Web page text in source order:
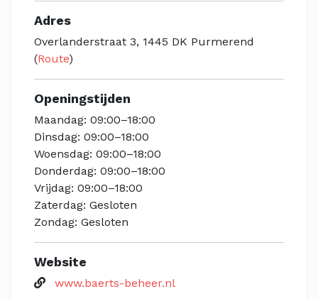
Adres
Overlanderstraat 3, 1445 DK Purmerend
(Route)
Openingstijden
Maandag: 09:00–18:00
Dinsdag: 09:00–18:00
Woensdag: 09:00–18:00
Donderdag: 09:00–18:00
Vrijdag: 09:00–18:00
Zaterdag: Gesloten
Zondag: Gesloten
Website
www.baerts-beheer.nl